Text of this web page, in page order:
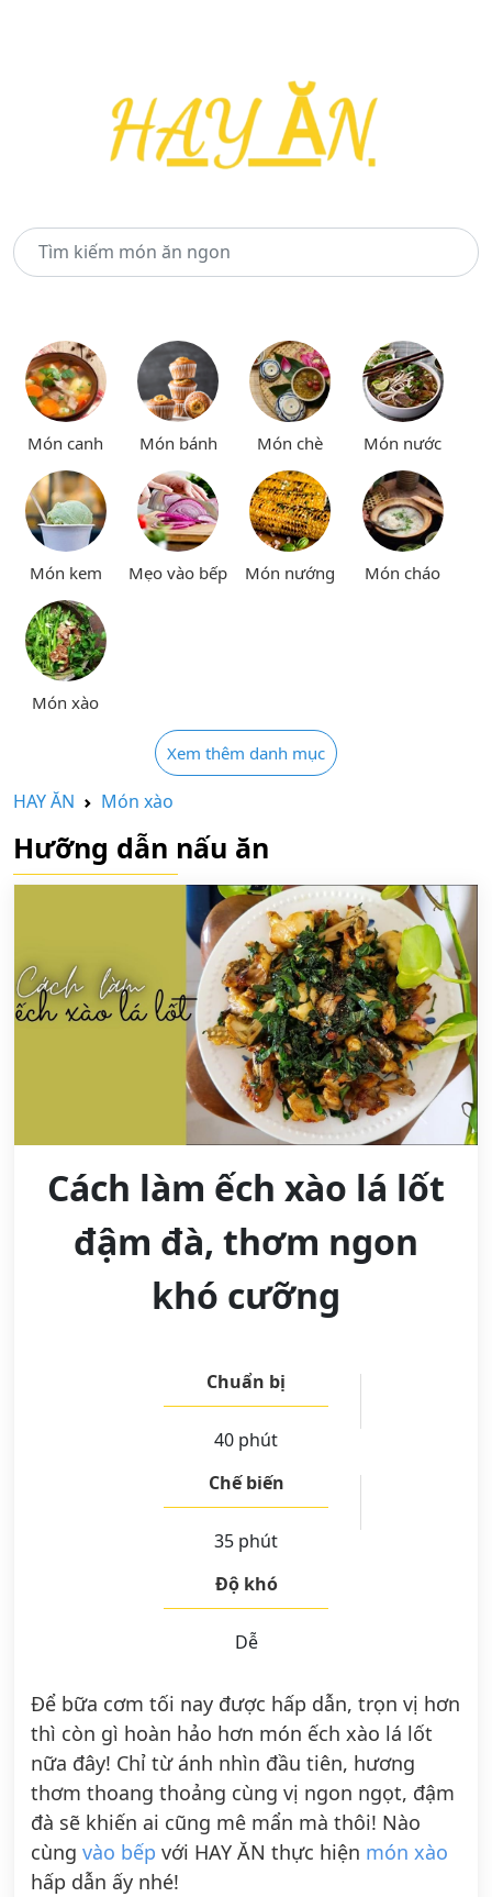
Món canh Món bánh Món chè Món nước
Món kem Mẹo vào bếp Món nướng Món cháo
Món xào
Xem thêm danh mục
HAY ĂN Món xào
Hưỡng dẫn nấu ăn
Cách làm ếch xào lá lốt
đậm đà, thơm ngon
khó cưỡng
Chuẩn bị
40 phút
Chế biến
35 phút
Độ khó
Dễ
Để bữa cơm tối nay được hấp dẫn, trọn vị hơn
thì còn gì hoàn hảo hơn món ếch xào lá lốt
nữa đây! Chỉ từ ánh nhìn đầu tiên, hương
thơm thoang thoảng cùng vị ngon ngọt, đậm
đà sẽ khiến ai cũng mê mẩn mà thôi! Nào
cùng vào bếp với HAY ĂN thực hiện món xào
hấp dẫn ấy nhé!